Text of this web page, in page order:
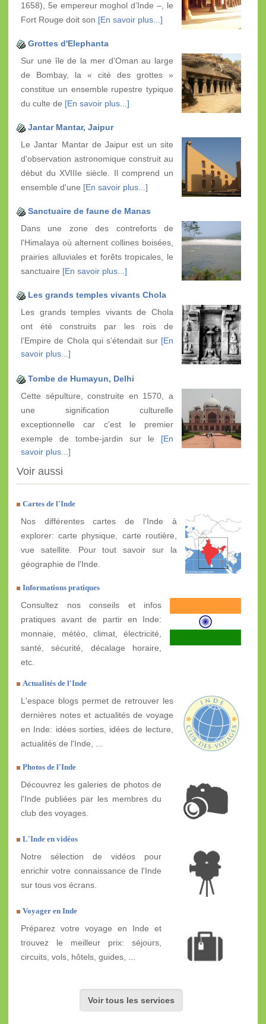
1658), 5e empereur moghol d’Inde –, le
Fort Rouge doit son [En savoir plus...]
Grottes d'Elephanta
Sur une île de la mer d'Oman au large
de Bombay, la « cité des grottes »
constitue un ensemble rupestre typique
du culte de [En savoir plus...]
Jantar Mantar, Jaipur
Le Jantar Mantar de Jaipur est un site
d'observation astronomique construit au
début du XVIIIe siècle. Il comprend un
ensemble d'une [En savoir plus...]
Sanctuaire de faune de Manas
Dans une zone des contreforts de
l'Himalaya où alternent collines boisées,
prairies alluviales et forêts tropicales, le
sanctuaire [En savoir plus...]
Les grands temples vivants Chola
Les grands temples vivants de Chola
ont été construits par les rois de
l’Empire de Chola qui s’étendait sur [En
savoir plus...]
Tombe de Humayun, Delhi
Cette sépulture, construite en 1570, a
une signification culturelle
exceptionnelle car c'est le premier
exemple de tombe-jardin sur le [En
savoir plus...]
Voir aussi
Cartes de l'Inde
Nos différentes cartes de l'Inde à
explorer: carte physique, carte routière,
vue satellite. Pour tout savoir sur la
géographie de l'Inde.
Informations pratiques
Consultez nos conseils et infos
pratiques avant de partir en Inde:
monnaie, météo, climat, électricité,
santé, sécurité, décalage horaire,
etc.
Actualités de l'Inde
L'espace blogs permet de retrouver les
dernières notes et actualités de voyage
en Inde: idées sorties, idées de lecture,
actualités de l'Inde, ...
Photos de l'Inde
Découvrez les galeries de photos de
l'Inde publiées par les membres du
club des voyages.
L'Inde en vidéos
Notre sélection de vidéos pour
enrichir votre connaissance de l'Inde
sur tous vos écrans.
Voyager en Inde
Préparez votre voyage en Inde et
trouvez le meilleur prix: séjours,
circuits, vols, hôtels, guides, ...
Voir tous les services